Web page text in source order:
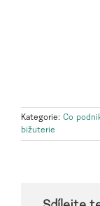
Kategorie: Co
bižuterie